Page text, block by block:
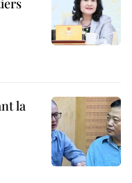
la